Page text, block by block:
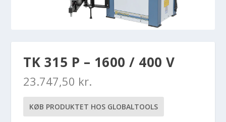
TK 315 P – 1600 / 400 V
23.747,50 kr.
KØB PRODUKTET HOS GLOBALTOOLS